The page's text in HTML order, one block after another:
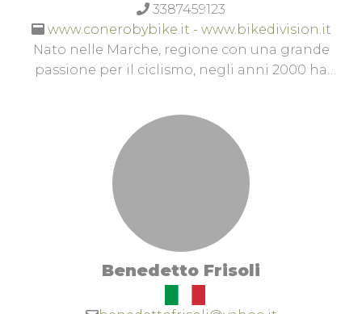
3387459123
www.conerobybike.it - www.bikedivision.it
Nato nelle Marche, regione con una grande
passione per il ciclismo, negli anni 2000 ha
regione.Professionista dal 1999 al 2010 ha militato
nelle migliori squadre professionistiche al
Mondo TRA CUI Saeco, Lampre, Quick Step,
Acqua&Sapone.Nel ciclismo professionistico è
sempre stato uomo di fiducia e spalla
fondamentale per i suoi capitani, in diverse e
importantissime gare come: i due Giri D'Italia
vinti da Simoni e Cunego, O i Campionati del
Benedetto Frisoli